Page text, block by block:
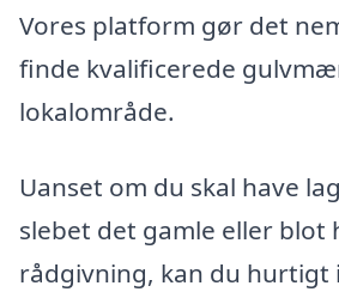
Vores platform gør det
finde kvalificerede
lokalområde.
Uanset om du skal have
slebet det gamle eller blot
rådgivning, kan du hurtigt